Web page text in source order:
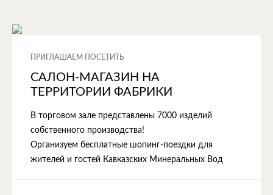
ПРИГЛАШАЕМ ПОСЕТИТЬ
САЛОН-МАГАЗИН НА
ТЕРРИТОРИИ ФАБРИКИ
В торговом зале представлены 7000 изделий
собственного производства!
Организуем бесплатные шопинг-поездки для
жителей и гостей Кавказских Минеральных Вод